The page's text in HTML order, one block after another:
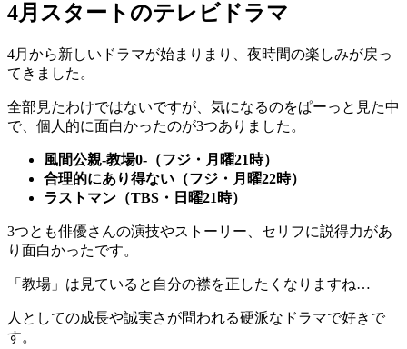
4月スタートのテレビドラマ
4月から新しいドラマが始まりまり、夜時間の楽しみが戻っ
てきました。
全部見たわけではないですが、気になるのをぱーっと見た中
で、個人的に面白かったのが3つありました。
風間公親-教場0-（フジ・月曜21時）
合理的にあり得ない（フジ・月曜22時）
ラストマン（TBS・日曜21時）
3つとも俳優さんの演技やストーリー、セリフに説得力があ
り面白かったです。
「教場」は見ていると自分の襟を正したくなりますね…
人としての成長や誠実さが問われる硬派なドラマで好きで
す。